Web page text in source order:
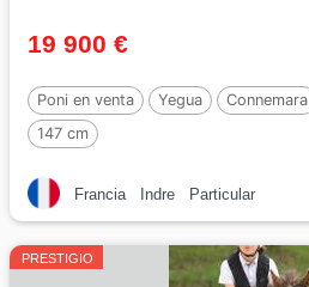
19 900 €
Poni en venta Yegua Connemara
147 cm
Francia Indre Particular
PRESTIGIO